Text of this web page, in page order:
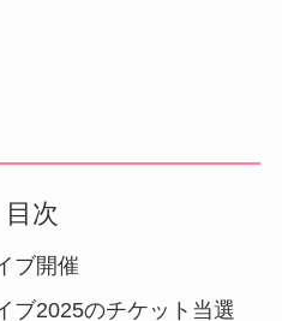
目次
ブ開催
ブ2025のチケット当選